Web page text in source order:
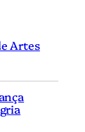
Artes